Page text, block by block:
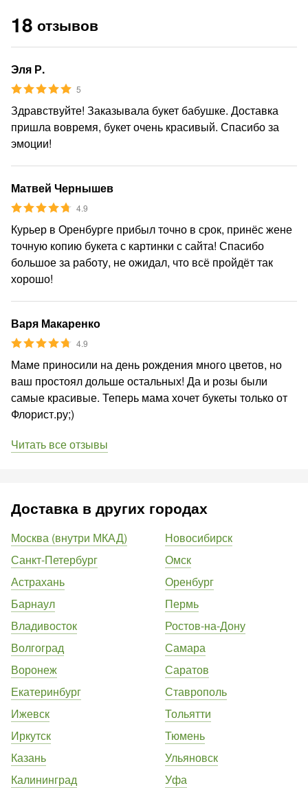
18 отзывов
Эля Р.
5
Здравствуйте! Заказывала букет бабушке. Доставка
пришла вовремя, букет очень красивый. Спасибо за
эмоции!
Матвей Чернышев
4.9
Курьер в Оренбурге прибыл точно в срок, принёс жене
точную копию букета с картинки с сайта! Спасибо
большое за работу, не ожидал, что всё пройдёт так
хорошо!
Варя Макаренко
4.9
Маме приносили на день рождения много цветов, но
ваш простоял дольше остальных! Да и розы были
самые красивые. Теперь мама хочет букеты только от
Флорист.ру;)
Читать все отзывы
Доставка в других городах
Москва (внутри МКАД)
Санкт-Петербург
Астрахань
Барнаул
Владивосток
Волгоград
Воронеж
Екатеринбург
Ижевск
Иркутск
Казань
Калининград
Новосибирск
Омск
Оренбург
Пермь
Ростов-на-Дону
Самара
Саратов
Ставрополь
Тольятти
Тюмень
Ульяновск
Уфа